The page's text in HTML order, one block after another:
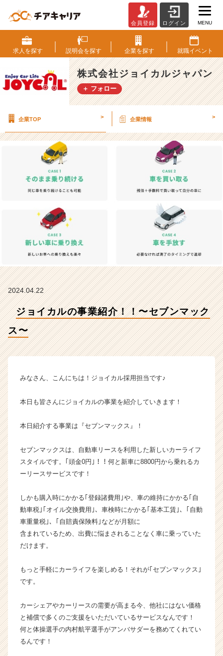
ョ
イ
カ
ル
の
事
セ
ブ
ク
ジ
イ
ャ
パ
ラ
ン】
ベ
チ
ー・
成
企
業
か
ら
ト
く
就
サ
会員登録 ログイン MENU
求人を探す 説明会を探す 企業を探す 就職イベント
株式会社ジョイカルジャパン
＋ フォロー
企業TOP > 企業情報 >
2024.04.22
ジョイカルの事業紹介！！〜セブンマック
ス〜
みなさん、こんにちは！ジョイカル採用担当です♪
本日も皆さんにジョイカルの事業を紹介していきます！
本日紹介する事業は『セブンマックス』！
セブンマックスは、自動車リースを利用した新しいカーライフ
スタイルです。｢頭金0円｣！！何と新車に8800円から乗れるカ
ーリースサービスです！
しかも購入時にかかる｢登録諸費用｣や、車の維持にかかる｢自
動車税｣｢オイル交換費用｣、車検時にかかる｢基本工賃｣、｢自動
車重量税｣、｢自賠責保険料｣などが月額に
含まれているため、出費に悩まされることなく車に乗っていた
だけます。
もっと手軽にカーライフを楽しめる！それが｢セブンマックス｣
です。
カーシェアやカーリースの需要が高まる今、他社にはない価格
と補償で多くのご支援をいただいているサービスなんです！
何と体操選手の内村航平選手がアンバサダーを務めてくれてい
るんです！